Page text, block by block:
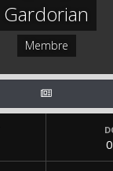
Gardorian
Membre